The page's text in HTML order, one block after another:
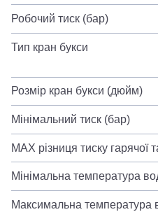
Робочий тиск (бар)
Тип кран букси
Розмір кран букси (дюйм)
Мінімальний тиск (бар)
MAX різниця тиску гарячої
Мінімальна температура
Максимальна температура